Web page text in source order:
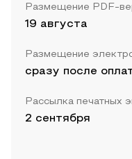
Размещение PDF-
19 августа
Размещение
сразу после
Рассылка печатных
2 сентября